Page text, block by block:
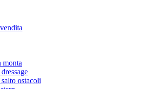
monta
ostacoli